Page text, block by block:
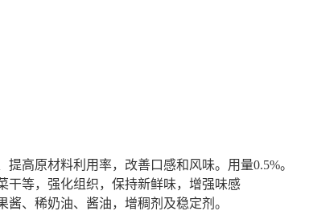
提高原材料利用率，改善口感和风味。用量0.5%。
干等，强化组织，保持新鲜味，增强味感
酱、稀奶油、酱油，增稠剂及稳定剂。